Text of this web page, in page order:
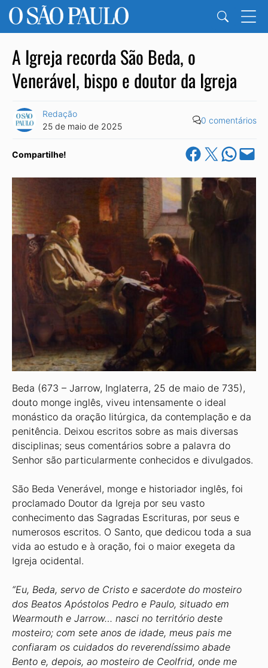
A Igreja recorda São Beda, o
Venerável, bispo e doutor da Igreja
Redação
25 de maio de 2025
0 comentários
Compartilhe! Share on Facebook
Share on X Share on
Email this
Beda (673 – Jarrow, Inglaterra, 25 de maio de 735),
douto monge inglês, viveu intensamente o ideal
monástico da oração litúrgica, da contemplação e da
penitência. Deixou escritos sobre as mais diversas
disciplinas; seus comentários sobre a palavra do
Senhor são particularmente conhecidos e divulgados.
São Beda Venerável, monge e historiador inglês, foi
proclamado Doutor da Igreja por seu vasto
conhecimento das Sagradas Escrituras, por seus e
numerosos escritos. O Santo, que dedicou toda a sua
vida ao estudo e à oração, foi o maior exegeta da
Igreja ocidental.
“Eu, Beda, servo de Cristo e sacerdote do mosteiro
dos Beatos Apóstolos Pedro e Paulo, situado em
Wearmouth e Jarrow… nasci no território deste
mosteiro; com sete anos de idade, meus pais me
confiaram os cuidados do reverendíssimo abade
Bento e, depois, ao mosteiro de Ceolfrid, onde me